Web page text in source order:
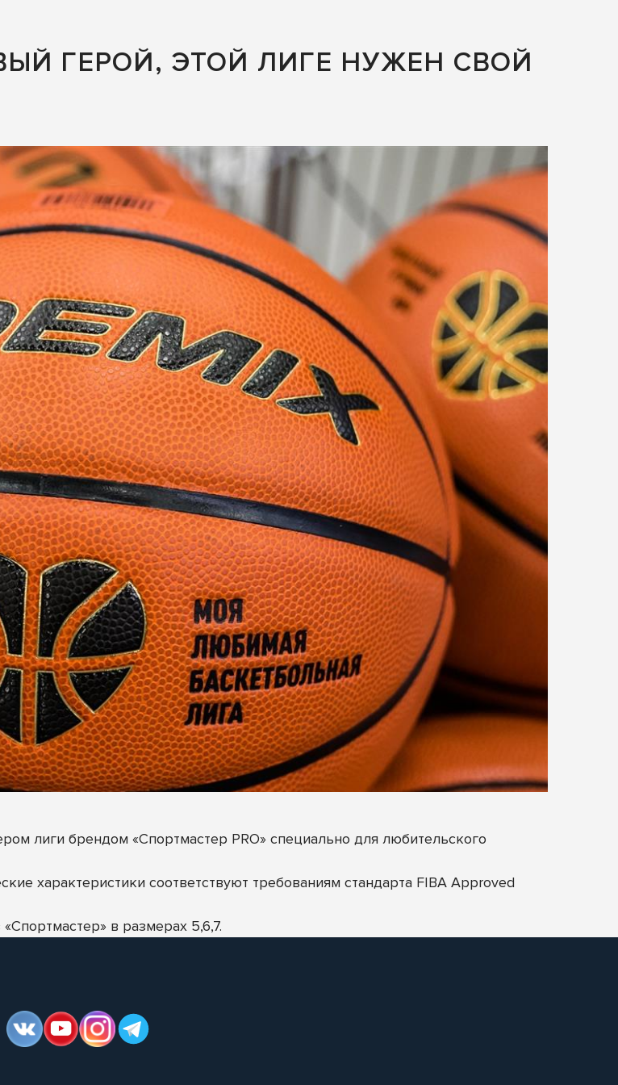
ГЕРОЙ, ЭТОЙ ЛИГЕ НУЖЕН СВОЙ
лиги брендом «Спортмастер PRO» специально для любительского
характеристики соответствуют требованиям стандарта FIBA Approved
в размерах 5,6,7.